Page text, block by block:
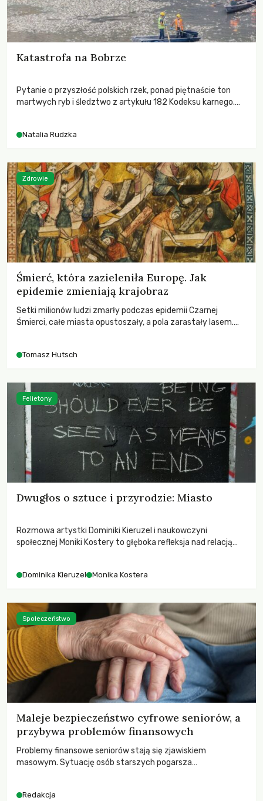
Katastrofa na Bobrze
Pytanie o przyszłość polskich rzek, ponad piętnaście ton
martwych ryb i śledztwo z artykułu 182 Kodeksu karnego.
zdarzeń prowadzących do biologicznej śmierci rzeki.
Natalia Rudzka
Śmierć, która zazieleniła Europę. Jak
epidemie zmieniają krajobraz
Setki milionów ludzi zmarły podczas epidemii Czarnej
Śmierci, całe miasta opustoszały, a pola zarastały lasem.
największych katastrof w swoich dziejach.
Tomasz Hutsch
Zdrowie
Dwugłos o sztuce i przyrodzie: Miasto
Rozmowa artystki Dominiki Kieruzel i naukowczyni
społecznej Moniki Kostery to głęboka refleksja nad relacją
Dominika Kieruzel Monika Kostera
Felietony
Maleje bezpieczeństwo cyfrowe seniorów, a
przybywa problemów finansowych
Problemy finansowe seniorów stają się zjawiskiem
masowym. Sytuację osób starszych pogarsza
Redakcja
Społeczeństwo